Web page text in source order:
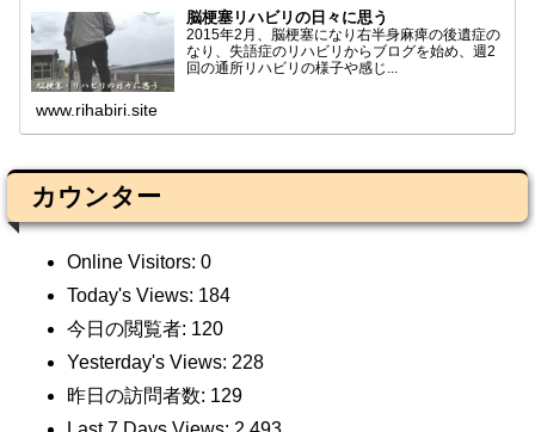
脳梗塞リハビリの日々に思う
2015年2月、脳梗塞になり右半身麻痺の後遺症の
なり、失語症のリハビリからブログを始め、週2
回の通所リハビリの様子や感じ...
www.rihabiri.site
カウンター
Online Visitors: 0
Today's Views: 184
今日の閲覧者: 120
Yesterday's Views: 228
昨日の訪問者数: 129